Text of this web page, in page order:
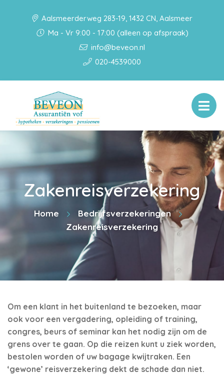
Aalsmeerderweg 283-19, 1432 CN, Aalsmeer
Ma - Vr 9:00 - 17:00 (alleen op afspraak)
info@beveon.nl
020-4539000
Zakenreisverzekering
Home
Bedrijfsverzekeringen
Zakenreisverzekering
Om een klant in het buitenland te bezoeken, maar
ook voor een vergadering, opleiding of training,
congres, beurs of seminar kan het nodig zijn om de
grens over te gaan. Op die reizen kunt u ziek worden,
bestolen worden of uw bagage kwijtraken. Een
‘gewone’ reisverzekering dekt de schade dan niet.